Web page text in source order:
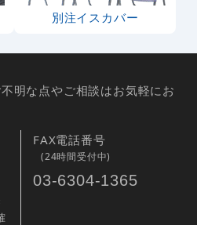
別注イスカバー
明な点やご相談はお気軽にお
FAX電話番号
(24時間受付中)
03-6304-1365